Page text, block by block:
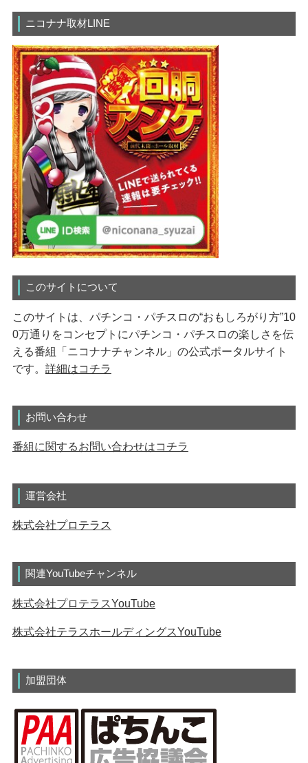
ニコナナ取材LINE
このサイトについて
このサイトは、パチンコ・パチスロの“おもしろがり方”10
0万通りをコンセプトにパチンコ・パチスロの楽しさを伝
える番組「ニコナナチャンネル」の公式ポータルサイト
です。 詳細はコチラ
お問い合わせ
番組に関するお問い合わせはコチラ
運営会社
株式会社プロテラス
関連YouTubeチャンネル
株式会社プロテラスYouTube
株式会社テラスホールディングスYouTube
加盟団体